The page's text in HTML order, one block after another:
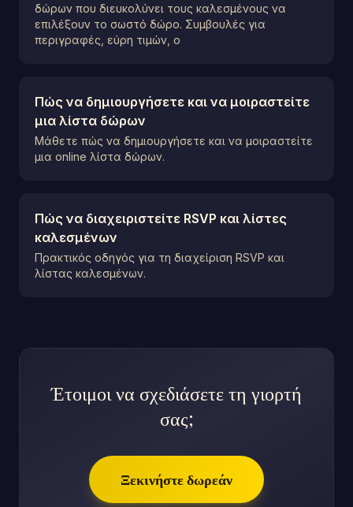
δώρων που διευκολύνει τους καλεσμένους να
επιλέξουν το σωστό δώρο. Συμβουλές για
περιγραφές, εύρη τιμών, ο
Πώς να δημιουργήσετε και να μοιραστείτε
μια λίστα δώρων
Μάθετε πώς να δημιουργήσετε και να μοιραστείτε
μια online λίστα δώρων.
Πώς να διαχειριστείτε RSVP και λίστες
καλεσμένων
Πρακτικός οδηγός για τη διαχείριση RSVP και
λίστας καλεσμένων.
Έτοιμοι να σχεδιάσετε τη γιορτή
σας;
Ξεκινήστε δωρεάν